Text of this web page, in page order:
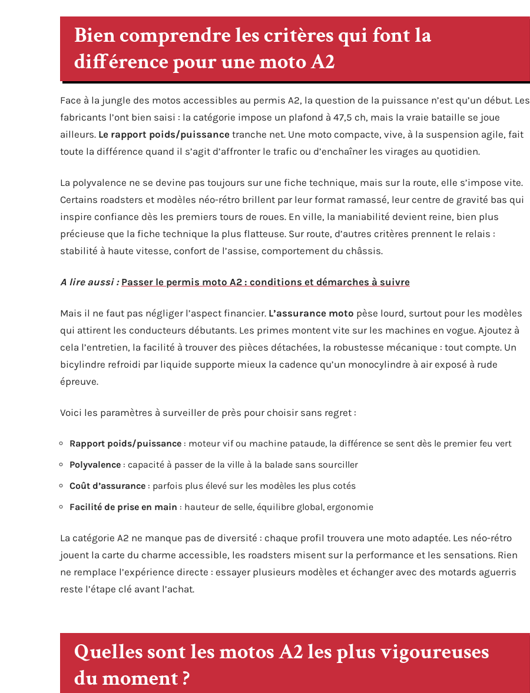
Bien comprendre les critères qui font la
différence pour une moto A2
Face à la jungle des motos accessibles au permis A2, la question de la puissance n’est qu’un début. Les
fabricants l’ont bien saisi : la catégorie impose un plafond à 47,5 ch, mais la vraie bataille se joue
ailleurs. Le rapport poids/puissance tranche net. Une moto compacte, vive, à la suspension agile, fait
toute la différence quand il s’agit d’affronter le trafic ou d’enchaîner les virages au quotidien.
La polyvalence ne se devine pas toujours sur une fiche technique, mais sur la route, elle s’impose vite.
Certains roadsters et modèles néo-rétro brillent par leur format ramassé, leur centre de gravité bas qui
inspire confiance dès les premiers tours de roues. En ville, la maniabilité devient reine, bien plus
précieuse que la fiche technique la plus flatteuse. Sur route, d’autres critères prennent le relais :
stabilité à haute vitesse, confort de l’assise, comportement du châssis.
A lire aussi : Passer le permis moto A2 : conditions et démarches à suivre
Mais il ne faut pas négliger l’aspect financier. L’assurance moto pèse lourd, surtout pour les modèles
qui attirent les conducteurs débutants. Les primes montent vite sur les machines en vogue. Ajoutez à
cela l’entretien, la facilité à trouver des pièces détachées, la robustesse mécanique : tout compte. Un
bicylindre refroidi par liquide supporte mieux la cadence qu’un monocylindre à air exposé à rude
épreuve.
Voici les paramètres à surveiller de près pour choisir sans regret :
Rapport poids/puissance : moteur vif ou machine pataude, la différence se sent dès le premier feu vert
Polyvalence : capacité à passer de la ville à la balade sans sourciller
Coût d’assurance : parfois plus élevé sur les modèles les plus cotés
Facilité de prise en main : hauteur de selle, équilibre global, ergonomie
La catégorie A2 ne manque pas de diversité : chaque profil trouvera une moto adaptée. Les néo-rétro
jouent la carte du charme accessible, les roadsters misent sur la performance et les sensations. Rien
ne remplace l’expérience directe : essayer plusieurs modèles et échanger avec des motards aguerris
reste l’étape clé avant l’achat.
Quelles sont les motos A2 les plus vigoureuses
du moment ?